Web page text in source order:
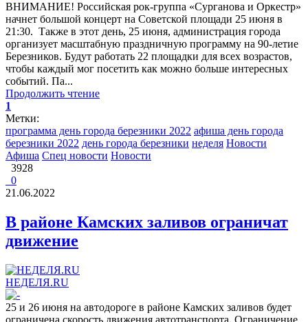
ВНИМАНИЕ! Российская рок-группа «Сурганова и Оркестр»
начнет большой концерт на Советской площади 25 июня в
21:30. Также в этот день, 25 июня, администрация города
организует масштабную праздничную программу на 90-летие
Березников. Будут работать 22 площадки для всех возрастов,
чтобы каждый мог посетить как можно больше интересных
событий. Па...
Продолжить чтение
1
Метки:
программа день города березники 2022 афиша день города
березники 2022 день города березники неделя Новости
Афиша Спец новости Новости
3928
0
21.06.2022
В районе Камских заливов ограничат
движение
НЕДЕЛЯ.RU
25 и 26 июня на автодороге в районе Камских заливов будет